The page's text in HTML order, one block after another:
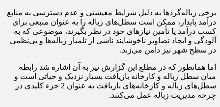
برخی زباله‌گردها به دلیل شرایط معیشتی و عدم دسترسی به منابع
درآمد پایدار، ممکن است سطل‌های زباله را به عنوان منبعی برای
کسب درآمد یا تأمین نیازهای خود در نظر بگیرند، موضوعی که به
آلودگی و ایجاد تصاویر ناخوشایند ناشی از تلمبار زباله‌ها و بی‌نظمی
در سطح شهر نیز دامن می‌زند.
اما همانطور که در مطلع این گزارش نیز به آن اشاره شد رابطه
میان سطل زباله و کارخانه بازیافت بسیار نزدیک و حیاتی است و
سطل‌های زباله و کارخانه‌های بازیافت به عنوان 2 جزء کلیدی در
چرخه مدیریت زباله عمل می‌کنند.